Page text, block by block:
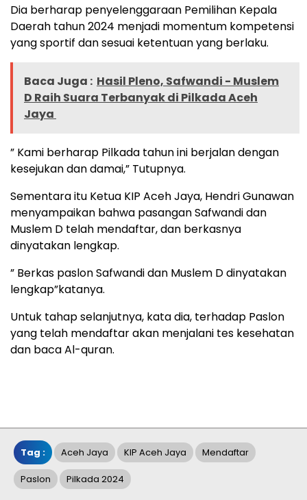
Dia berharap penyelenggaraan Pemilihan Kepala
Daerah tahun 2024 menjadi momentum kompetensi
yang sportif dan sesuai ketentuan yang berlaku.
Baca Juga : Hasil Pleno, Safwandi - Muslem
D Raih Suara Terbanyak di Pilkada Aceh
Jaya
” Kami berharap Pilkada tahun ini berjalan dengan
kesejukan dan damai,” Tutupnya.
Sementara itu Ketua KIP Aceh Jaya, Hendri Gunawan
menyampaikan bahwa pasangan Safwandi dan
Muslem D telah mendaftar, dan berkasnya
dinyatakan lengkap.
” Berkas paslon Safwandi dan Muslem D dinyatakan
lengkap”katanya.
Untuk tahap selanjutnya, kata dia, terhadap Paslon
yang telah mendaftar akan menjalani tes kesehatan
dan baca Al-quran.
Tag : Aceh Jaya KIP Aceh Jaya Mendaftar
Paslon Pilkada 2024